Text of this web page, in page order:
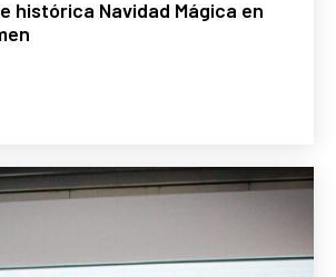
histórica Navidad Mágica en